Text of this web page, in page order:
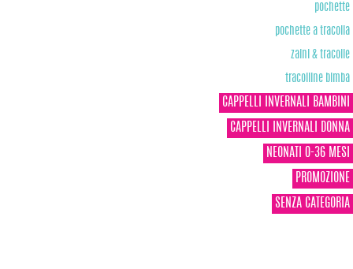
pochette
pochette a tracolla
zaini & tracolle
tracolline bimba
CAPPELLI INVERNALI BAMBINI
CAPPELLI INVERNALI DONNA
NEONATI 0-36 MESI
PROMOZIONE
SENZA CATEGORIA